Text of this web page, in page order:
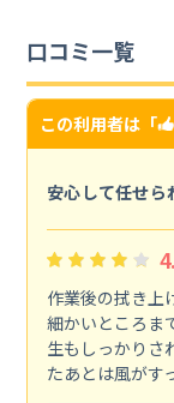
口コミ一覧
この利用者は「
安心して任せら
作業後の拭き上
細かいところま
生もしっかりさ
たあとは風がす